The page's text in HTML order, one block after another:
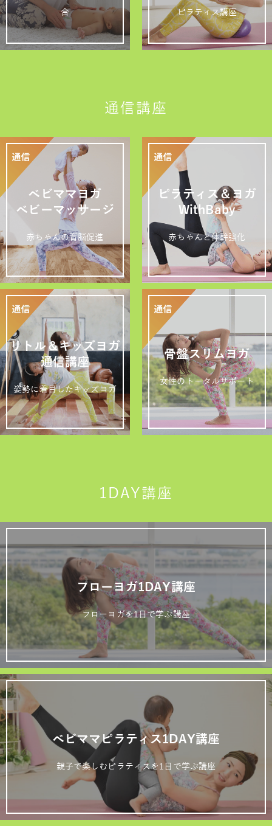
合
ピラティス講座
通信講座
ベビママヨガ
ベビーマッサージ
赤ちゃんの育脳促進
ピラティス＆ヨガ
WithBaby
赤ちゃんと体幹強化
リトル＆キッズヨガ
通信講座
姿勢に着目したキッズヨガ
骨盤スリムヨガ
女性のトータルサポート
1DAY講座
フローヨガ1DAY講座
フローヨガを1日で学ぶ講座
ベビママピラティス1DAY講座
親子で楽しむピラティスを1日で学ぶ講座